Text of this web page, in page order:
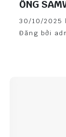
ỐNG
P32 TẠI
PHÒNG
30/10/2025 |
Đăng bởi